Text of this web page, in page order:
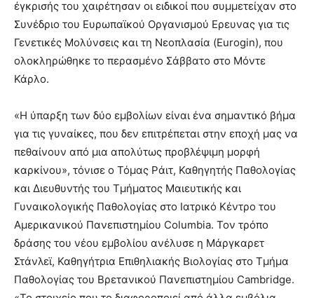
έγκρισής του χαιρέτησαν οι ειδικοί που συμμετείχαν στο
Συνέδριο του Ευρωπαϊκού Οργανισμού Ερευνας για τις
Γενετικές Μολύνσεις και τη Νεοπλασία (Eurogin), που
ολοκληρώθηκε το περασμένο Σάββατο στο Μόντε
Κάρλο.
«Η ύπαρξη των δύο εμβολίων είναι ένα σημαντικό βήμα
για τις γυναίκες, που δεν επιτρέπεται στην εποχή μας να
πεθαίνουν από μια απολύτως προβλέψιμη μορφή
καρκίνου», τόνισε ο Τόμας Ράιτ, Καθηγητής Παθολογίας
και Διευθυντής του Τμήματος Μαιευτικής και
Γυναικολογικής Παθολογίας στο Ιατρικό Κέντρο του
Αμερικανικού Πανεπιστημίου Columbia. Τον τρόπο
δράσης του νέου εμβολίου ανέλυσε η Μάργκαρετ
Στάνλεϊ, Καθηγήτρια Επιθηλιακής Βιολογίας στο Τμήμα
Παθολογίας του Βρετανικού Πανεπιστημίου Cambridge.